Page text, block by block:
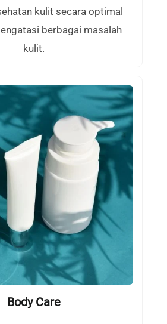
kulit secara optimal
berbagai masalah
kulit.
Body Care